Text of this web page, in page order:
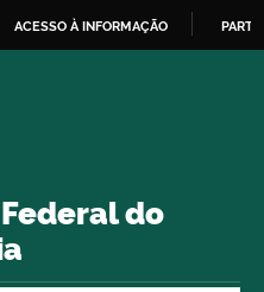
ACESSO À INFORMAÇÃO
do